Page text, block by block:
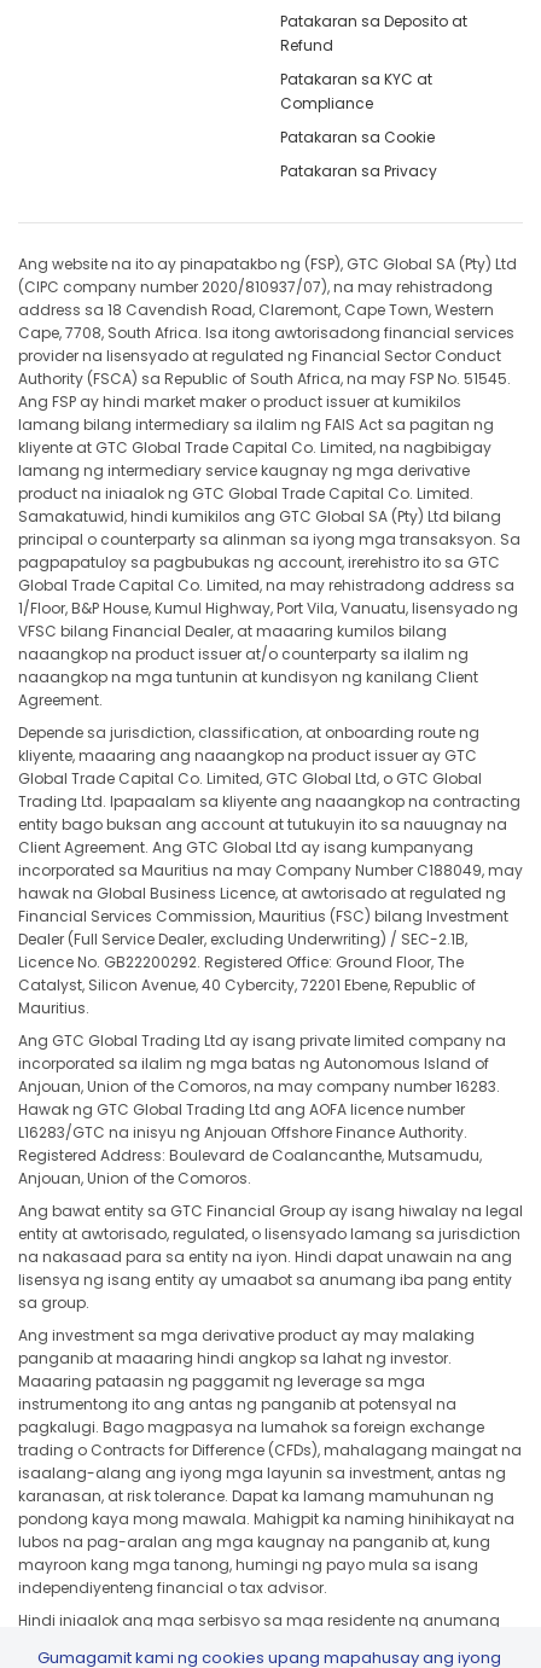
Patakaran sa Deposito at
Refund
Patakaran sa KYC at
Compliance
Patakaran sa Cookie
Patakaran sa Privacy
Ang website na ito ay pinapatakbo ng (FSP), GTC Global SA (Pty) Ltd
(CIPC company number 2020/810937/07), na may rehistradong
address sa 18 Cavendish Road, Claremont, Cape Town, Western
Cape, 7708, South Africa. Isa itong awtorisadong financial services
provider na lisensyado at regulated ng Financial Sector Conduct
Authority (FSCA) sa Republic of South Africa, na may FSP No. 51545.
Ang FSP ay hindi market maker o product issuer at kumikilos
lamang bilang intermediary sa ilalim ng FAIS Act sa pagitan ng
kliyente at GTC Global Trade Capital Co. Limited, na nagbibigay
lamang ng intermediary service kaugnay ng mga derivative
product na iniaalok ng GTC Global Trade Capital Co. Limited.
Samakatuwid, hindi kumikilos ang GTC Global SA (Pty) Ltd bilang
principal o counterparty sa alinman sa iyong mga transaksyon. Sa
pagpapatuloy sa pagbubukas ng account, irerehistro ito sa GTC
Global Trade Capital Co. Limited, na may rehistradong address sa
1/Floor, B&P House, Kumul Highway, Port Vila, Vanuatu, lisensyado ng
VFSC bilang Financial Dealer, at maaaring kumilos bilang
naaangkop na product issuer at/o counterparty sa ilalim ng
naaangkop na mga tuntunin at kundisyon ng kanilang Client
Agreement.
Depende sa jurisdiction, classification, at onboarding route ng
kliyente, maaaring ang naaangkop na product issuer ay GTC
Global Trade Capital Co. Limited, GTC Global Ltd, o GTC Global
Trading Ltd. Ipapaalam sa kliyente ang naaangkop na contracting
entity bago buksan ang account at tutukuyin ito sa nauugnay na
Client Agreement. Ang GTC Global Ltd ay isang kumpanyang
incorporated sa Mauritius na may Company Number C188049, may
hawak na Global Business Licence, at awtorisado at regulated ng
Financial Services Commission, Mauritius (FSC) bilang Investment
Dealer (Full Service Dealer, excluding Underwriting) / SEC-2.1B,
Licence No. GB22200292. Registered Office: Ground Floor, The
Catalyst, Silicon Avenue, 40 Cybercity, 72201 Ebene, Republic of
Mauritius.
Ang GTC Global Trading Ltd ay isang private limited company na
incorporated sa ilalim ng mga batas ng Autonomous Island of
Anjouan, Union of the Comoros, na may company number 16283.
Hawak ng GTC Global Trading Ltd ang AOFA licence number
L16283/GTC na inisyu ng Anjouan Offshore Finance Authority.
Registered Address: Boulevard de Coalancanthe, Mutsamudu,
Anjouan, Union of the Comoros.
Ang bawat entity sa GTC Financial Group ay isang hiwalay na legal
entity at awtorisado, regulated, o lisensyado lamang sa jurisdiction
na nakasaad para sa entity na iyon. Hindi dapat unawain na ang
lisensya ng isang entity ay umaabot sa anumang iba pang entity
sa group.
Ang investment sa mga derivative product ay may malaking
panganib at maaaring hindi angkop sa lahat ng investor.
Maaaring pataasin ng paggamit ng leverage sa mga
instrumentong ito ang antas ng panganib at potensyal na
pagkalugi. Bago magpasya na lumahok sa foreign exchange
trading o Contracts for Difference (CFDs), mahalagang maingat na
isaalang-alang ang iyong mga layunin sa investment, antas ng
karanasan, at risk tolerance. Dapat ka lamang mamuhunan ng
pondong kaya mong mawala. Mahigpit ka naming hinihikayat na
lubos na pag-aralan ang mga kaugnay na panganib at, kung
mayroon kang mga tanong, humingi ng payo mula sa isang
independiyenteng financial o tax advisor.
Hindi iniaalok ang mga serbisyo sa mga residente ng anumang
Gumagamit kami ng cookies upang mapahusay ang iyong